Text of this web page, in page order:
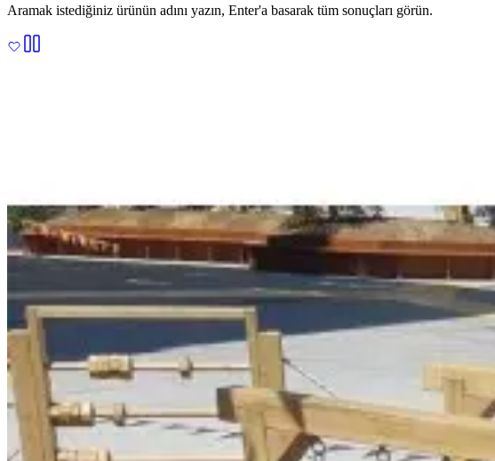
Aramak istediğiniz ürünün adını yazın, Enter'a basarak tüm sonuçları görün.